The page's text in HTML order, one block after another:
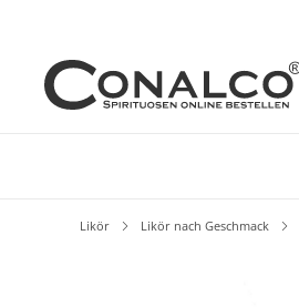
Likör Likör nach Geschmack